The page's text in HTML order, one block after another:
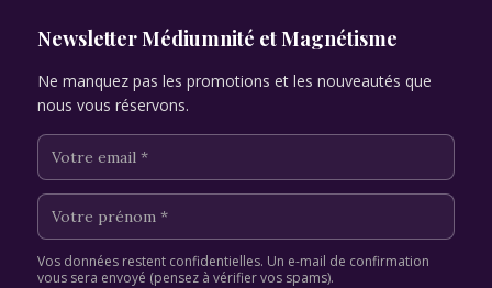
Newsletter Médiumnité et Magnétisme
Ne manquez pas les promotions et les nouveautés que
nous vous réservons.
Vos données restent confidentielles. Un e-mail de confirmation
vous sera envoyé (pensez à vérifier vos spams).